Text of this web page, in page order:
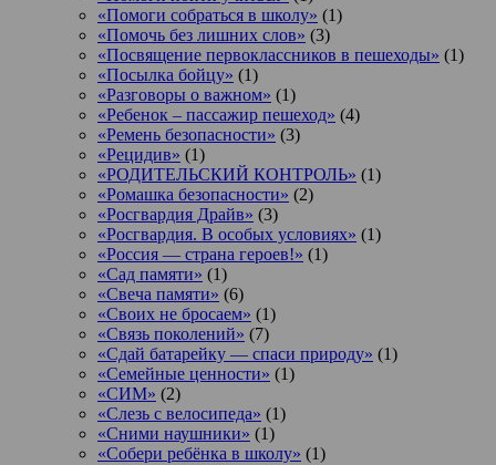
«Помоги собраться в школу» (1)
«Помочь без лишних слов» (3)
«Посвящение первоклассников в пешеходы» (1)
«Посылка бойцу» (1)
«Разговоры о важном» (1)
«Ребенок – пассажир пешеход» (4)
«Ремень безопасности» (3)
«Рецидив» (1)
«РОДИТЕЛЬСКИЙ КОНТРОЛЬ» (1)
«Ромашка безопасности» (2)
«Росгвардия Драйв» (3)
«Росгвардия. В особых условиях» (1)
«Россия — страна героев!» (1)
«Сад памяти» (1)
«Свеча памяти» (6)
«Своих не бросаем» (1)
«Связь поколений» (7)
«Сдай батарейку — спаси природу» (1)
«Семейные ценности» (1)
«СИМ» (2)
«Слезь с велосипеда» (1)
«Сними наушники» (1)
«Собери ребёнка в школу» (1)